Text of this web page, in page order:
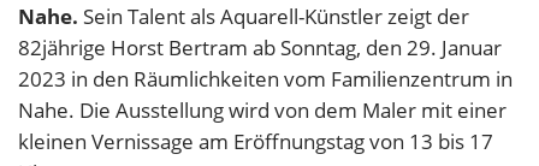
Nahe. Sein Talent als Aquarell-Künstler zeigt der
82jährige Horst Bertram ab Sonntag, den 29. Januar
2023 in den Räumlichkeiten vom Familienzentrum in
Nahe. Die Ausstellung wird von dem Maler mit einer
kleinen Vernissage am Eröffnungstag von 13 bis 17